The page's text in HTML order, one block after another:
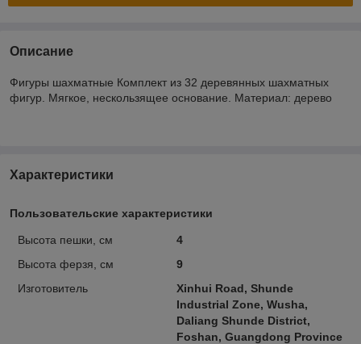
Описание
Фигуры шахматные Комплект из 32 деревянных шахматных
фигур. Мягкое, нескользящее основание. Материал: дерево
Характеристики
Пользовательские характеристики
Высота пешки, см
4
Высота ферзя, см
9
Изготовитель
Xinhui Road, Shunde
Industrial Zone, Wusha,
Daliang Shunde District,
Foshan, Guangdong Province